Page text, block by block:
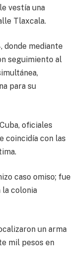
vestía una
Tlaxcala.
donde mediante
seguimiento al
para su
oficiales
coincidía con las
caso omiso; fue
la colonia
un arma
mil pesos en